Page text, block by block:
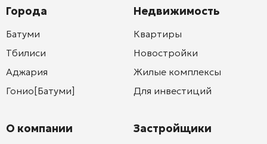
Города
Батуми
Тбилиси
Аджария
Гонио[Батуми]
О компании
Недвижимость
Квартиры
Новостройки
Жилые комплексы
Для инвестиций
Застройщики